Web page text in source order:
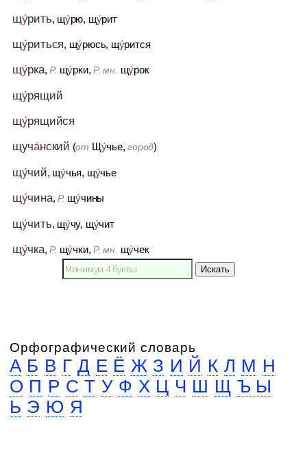
щу́рить, щу́рю, щу́рит
щу́риться, щу́рюсь, щу́рится
щу́рка,Р. щу́рки,Р. мн. щу́рок
щу́рящий
щу́рящийся
щуча́нский (от Щ у́чье,город)
щу́чий, щу́чья, щу́чье
щу́чина,Р. щу́чины
щу́чить, щу́чу, щу́чит
щу́чка,Р. щу́чки,Р. мн. щу́чек
Искать
Орфографический словарь
А Б В Г Д Е Ё Ж З И Й К Л М Н
О П Р С Т У Ф Х Ц Ч Ш Щ Ъ Ы
Ь Э Ю Я